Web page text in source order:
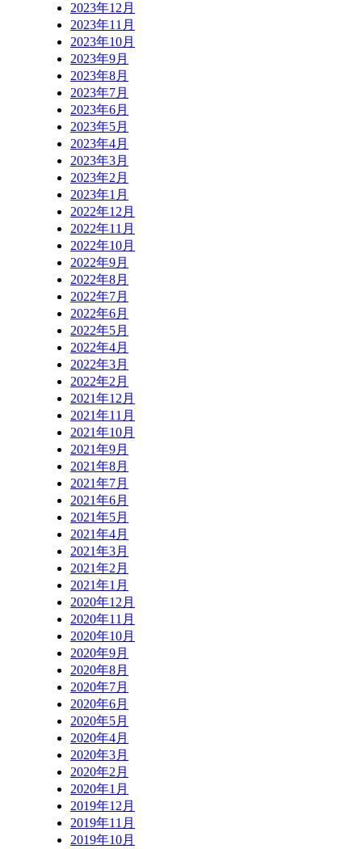
2023年12月
2023年11月
2023年10月
2023年9月
2023年8月
2023年7月
2023年6月
2023年5月
2023年4月
2023年3月
2023年2月
2023年1月
2022年12月
2022年11月
2022年10月
2022年9月
2022年8月
2022年7月
2022年6月
2022年5月
2022年4月
2022年3月
2022年2月
2021年12月
2021年11月
2021年10月
2021年9月
2021年8月
2021年7月
2021年6月
2021年5月
2021年4月
2021年3月
2021年2月
2021年1月
2020年12月
2020年11月
2020年10月
2020年9月
2020年8月
2020年7月
2020年6月
2020年5月
2020年4月
2020年3月
2020年2月
2020年1月
2019年12月
2019年11月
2019年10月